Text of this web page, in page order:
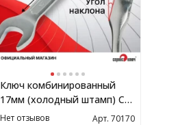
Ключ комбинированный
17мм (холодный штамп) CR-
V
Нет отзывов Арт. 70170